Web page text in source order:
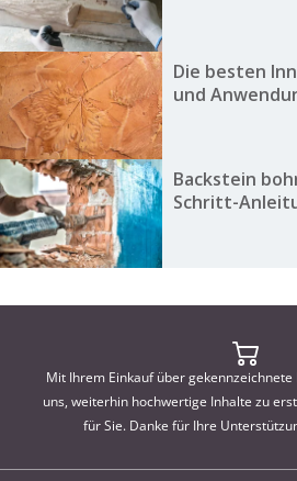
Die besten
und
Backstein
Schritt-
Mit Ihrem Einkauf über
uns, weiterhin hochwertige Inhalte zu
für Sie. Danke für Ihre